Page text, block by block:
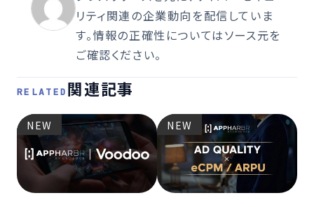
リティ関連の企業動向を配信していま
す。情報の正確性についてはソース元を
ご確認ください。
RELATED 関連記事
NEW NEW